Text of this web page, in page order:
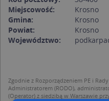
Miejscowość:
Krosno
Gmina:
Krosno
Powiat:
Krosno
Województwo:
Zgodnie z Rozporządzeniem PE i
Administratorem (RODO),
(Operator) z siedzibą w Warszawie